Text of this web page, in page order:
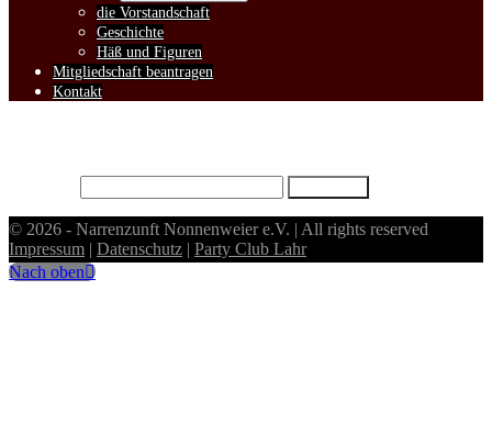
die Vorstandschaft
Geschichte
Häß und Figuren
Mitgliedschaft beantragen
Kontakt
© 2026 - Narrenzunft Nonnenweier e.V. | All rights reserved
Impressum | Datenschutz | Party Club Lahr
Nach oben